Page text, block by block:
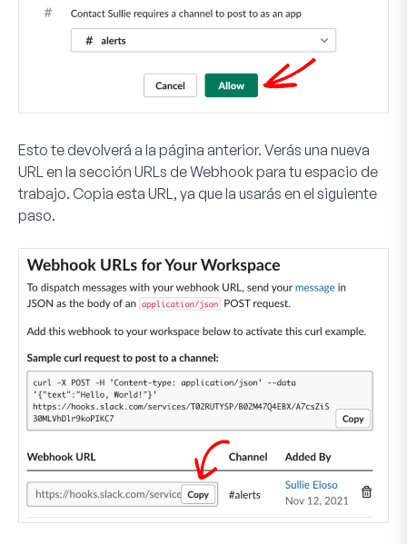
Esto te devolverá a la página anterior. Verás una nueva
URL en la sección URLs de Webhook para tu espacio de
trabajo. Copia esta URL, ya que la usarás en el siguiente
paso.